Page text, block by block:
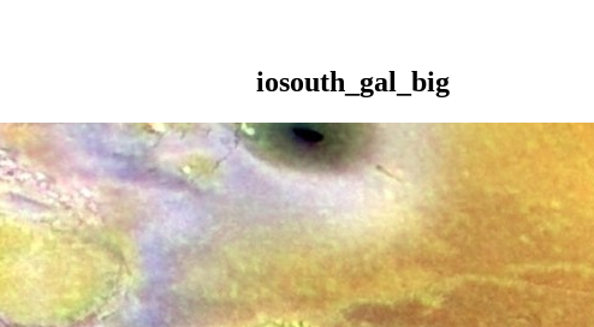
iosouth_gal_big